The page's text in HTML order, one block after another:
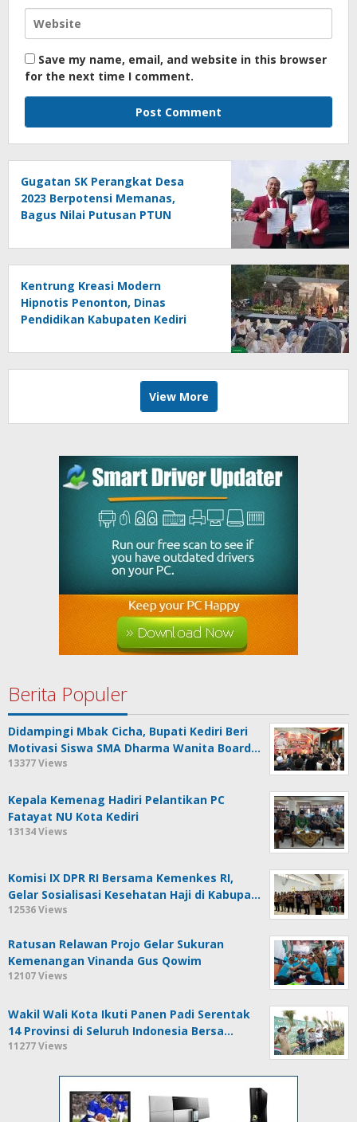
Save my name, email, and website in this browser
for the next time I comment.
Gugatan SK Perangkat Desa
2023 Berpotensi Memanas,
Bagus Nilai Putusan PTUN
Kentrung Kreasi Modern
Hipnotis Penonton, Dinas
Pendidikan Kabupaten Kediri
View More
Berita Populer
Didampingi Mbak Cicha, Bupati Kediri Beri
Motivasi Siswa SMA Dharma Wanita Board…
13377 Views
Kepala Kemenag Hadiri Pelantikan PC
Fatayat NU Kota Kediri
13134 Views
Komisi IX DPR RI Bersama Kemenkes RI,
Gelar Sosialisasi Kesehatan Haji di Kabupa…
12536 Views
Ratusan Relawan Projo Gelar Sukuran
Kemenangan Vinanda Gus Qowim
12107 Views
Wakil Wali Kota Ikuti Panen Padi Serentak
14 Provinsi di Seluruh Indonesia Bersa…
11277 Views